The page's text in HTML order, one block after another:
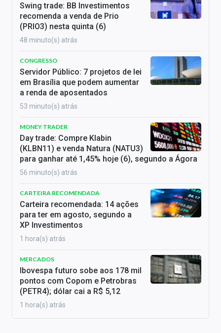
Swing trade: BB Investimentos
recomenda a venda de Prio
(PRIO3) nesta quinta (6)
48 minuto(s) atrás
CONGRESSO
Servidor Público: 7 projetos de lei
em Brasília que podem aumentar
a renda de aposentados
53 minuto(s) atrás
MONEY TRADER
Day trade: Compre Klabin
(KLBN11) e venda Natura (NATU3)
para ganhar até 1,45% hoje (6), segundo a Ágora
56 minuto(s) atrás
CARTEIRA RECOMENDADA
Carteira recomendada: 14 ações
para ter em agosto, segundo a
XP Investimentos
1 hora(s) atrás
MERCADOS
Ibovespa futuro sobe aos 178 mil
pontos com Copom e Petrobras
(PETR4); dólar cai a R$ 5,12
1 hora(s) atrás